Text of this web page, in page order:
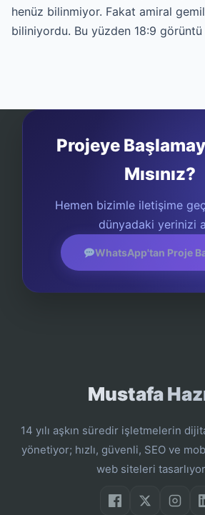
henüz bilinmiyor. Fakat amiral
biliniyordu. Bu yüzden 18:9 görüntü
Projeye
Mısınız?
Hemen bizimle iletişime
dünyadaki yerinizi
WhatsApp'tan Proje
Mustafa
14 yılı aşkın süredir işletmelerin
yönetiyor; hızlı, güvenli, SEO ve
web siteleri